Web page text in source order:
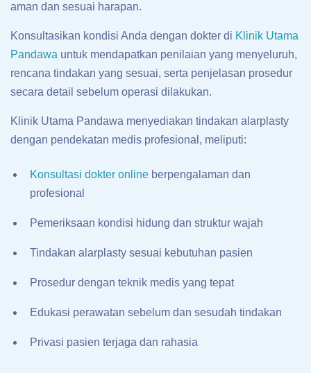
aman dan sesuai harapan.
Konsultasikan kondisi Anda dengan dokter di Klinik Utama
Pandawa untuk mendapatkan penilaian yang menyeluruh,
rencana tindakan yang sesuai, serta penjelasan prosedur
secara detail sebelum operasi dilakukan.
Klinik Utama Pandawa menyediakan tindakan alarplasty
dengan pendekatan medis profesional, meliputi:
Konsultasi dokter online berpengalaman dan
profesional
Pemeriksaan kondisi hidung dan struktur wajah
Tindakan alarplasty sesuai kebutuhan pasien
Prosedur dengan teknik medis yang tepat
Edukasi perawatan sebelum dan sesudah tindakan
Privasi pasien terjaga dan rahasia